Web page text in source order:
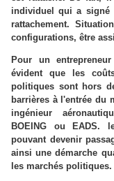
individuel qui a signé
rattachement.
configurations, être
Pour un
évident que les
politiques sont hors
barrières à l'entrée du
ingénieur
BOEING ou EADS.
pouvant devenir
ainsi une démarche
les marchés politiques.